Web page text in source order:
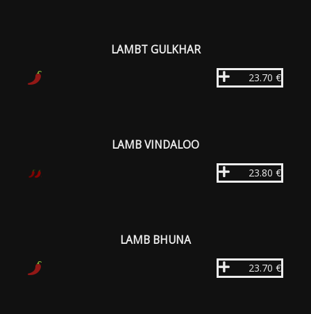
LAMBT GULKHAR
23.70 €
LAMB VINDALOO
23.80 €
LAMB BHUNA
23.70 €